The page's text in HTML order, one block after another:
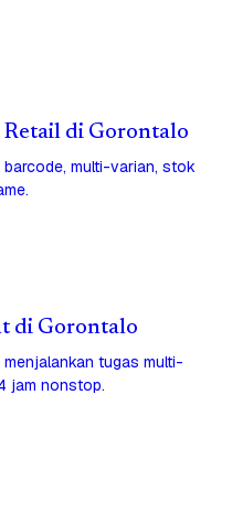
Retail di Gorontalo
multi-varian, stok
di Gorontalo
tugas multi-
jam nonstop.